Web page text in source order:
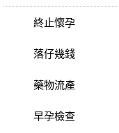
終止懷孕
落仔幾錢
藥物流產
早孕檢查